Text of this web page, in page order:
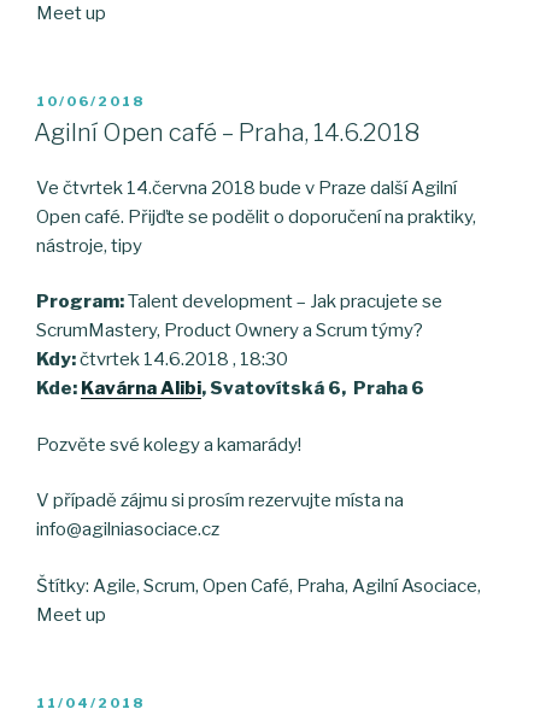
Meet up
POSTED
ON
10/06/2018
Agilní Open café – Praha, 14.6.2018
Ve čtvrtek 14.června 2018 bude v Praze další Agilní
Open café. Přijďte se podělit o doporučení na praktiky,
nástroje, tipy
Program:Talent development – Jak pracujete se
ScrumMastery, Product Ownery a Scrum týmy?
Kdy:čtvrtek 14.6.2018 , 18:30
Kde: Kavárna Alibi, Svatovítská 6, Praha 6
Pozvěte své kolegy a kamarády!
V případě zájmu si prosím rezervujte místa na
info@agilniasociace.cz
Štítky: Agile, Scrum, Open Café, Praha, Agilní Asociace,
Meet up
POSTED
11/04/2018